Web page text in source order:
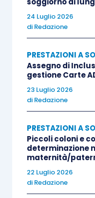
24 Luglio 2026
di Redazione
PRESTAZIONI A
Assegno di
gestione Carte
23 Luglio 2026
di Redazione
PRESTAZIONI A
Piccoli coloni e
determinazione
maternità/
22 Luglio 2026
di Redazione